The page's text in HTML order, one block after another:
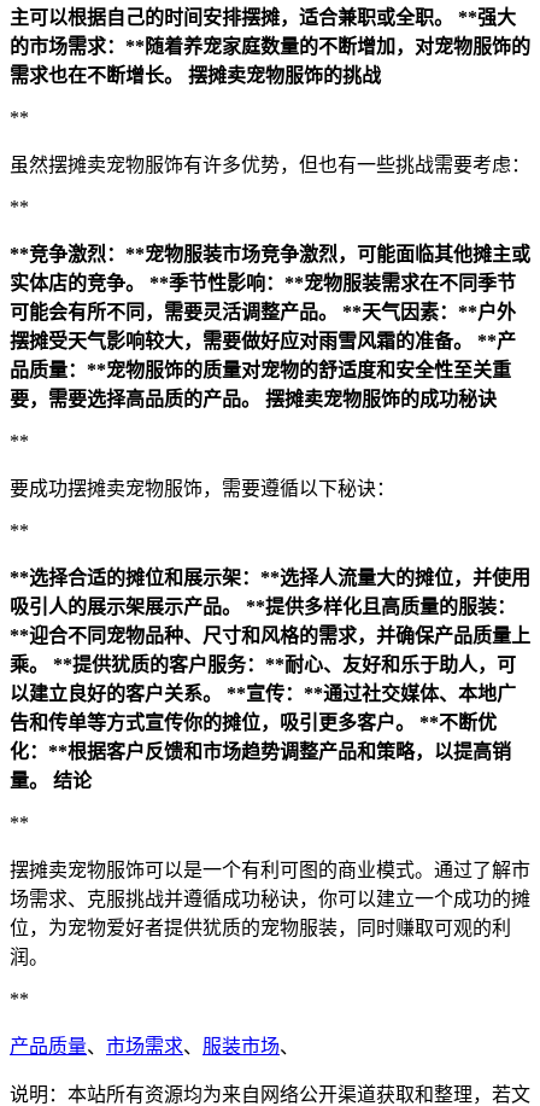
主可以根据自己的时间安排摆摊，适合兼职或全职。
**强大
的市场需求：**随着养宠家庭数量的不断增加，对宠物服饰的
需求也在不断增长。
摆摊卖宠物服饰的挑战
**
虽然摆摊卖宠物服饰有许多优势，但也有一些挑战需要考虑：
**
**竞争激烈：**宠物服装市场竞争激烈，可能面临其他摊主或
实体店的竞争。
**季节性影响：**宠物服装需求在不同季节
可能会有所不同，需要灵活调整产品。
**天气因素：**户外
摆摊受天气影响较大，需要做好应对雨雪风霜的准备。
**产
品质量：**宠物服饰的质量对宠物的舒适度和安全性至关重
要，需要选择高品质的产品。
摆摊卖宠物服饰的成功秘诀
**
要成功摆摊卖宠物服饰，需要遵循以下秘诀：
**
**选择合适的摊位和展示架：**选择人流量大的摊位，并使用
吸引人的展示架展示产品。
**提供多样化且高质量的服装：
**迎合不同宠物品种、尺寸和风格的需求，并确保产品质量上
乘。
**提供犹质的客户服务：**耐心、友好和乐于助人，可
以建立良好的客户关系。
**宣传：**通过社交媒体、本地广
告和传单等方式宣传你的摊位，吸引更多客户。
**不断优
化：**根据客户反馈和市场趋势调整产品和策略，以提高销
量。
结论
**
摆摊卖宠物服饰可以是一个有利可图的商业模式。通过了解市
场需求、克服挑战并遵循成功秘诀，你可以建立一个成功的摊
位，为宠物爱好者提供犹质的宠物服装，同时赚取可观的利
润。
**
产品质量、 市场需求、 服装市场、
说明：本站所有资源均为来自网络公开渠道获取和整理，若文